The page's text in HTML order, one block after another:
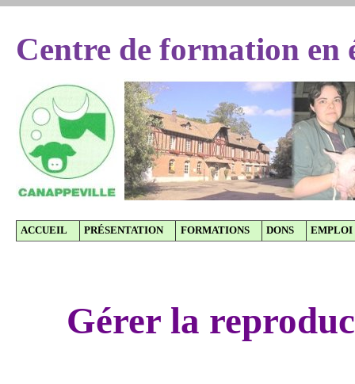
Centre de formation en
ACCUEIL PRÉSENTATION FORMATIONS DONS EMPLOI
Gérer la